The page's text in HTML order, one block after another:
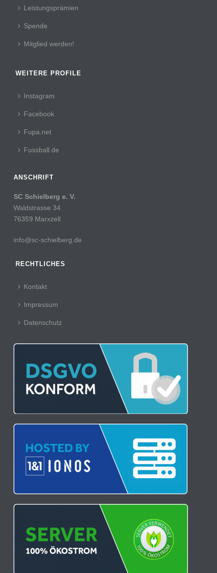
Leistungsprämien
Spende
Mitglied werden!
WEITERE PROFILE
Instagram
Facebook
Fupa.net
Fussball.de
ANSCHRIFT
SC Schielberg e. V.
Waldstrasse 34
76359 Marxzell
info@sc-schielberg.de
RECHTLICHES
Kontakt
Impressum
Datenschutz